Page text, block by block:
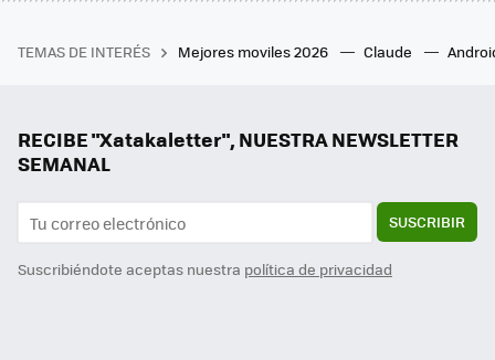
TEMAS DE INTERÉS Mejores moviles 2026 Claude
RECIBE "Xatakaletter", NUESTRA NEWSLETTER
SEMANAL
SUSCRIBIR
Suscribiéndote aceptas nuestra política de privacidad